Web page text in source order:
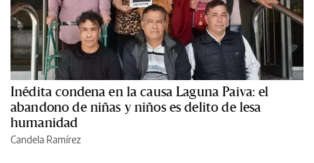
Inédita condena en la causa Laguna Paiva: el
abandono de niñas y niños es delito de lesa
humanidad
Candela Ramírez